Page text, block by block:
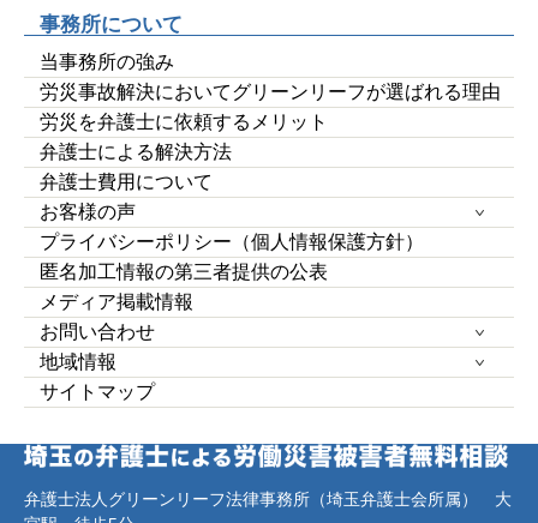
事務所について
当事務所の強み
労災事故解決においてグリーンリーフが選ばれる理由
労災を弁護士に依頼するメリット
弁護士による解決方法
弁護士費用について
お客様の声
プライバシーポリシー（個人情報保護方針）
匿名加工情報の第三者提供の公表
メディア掲載情報
お問い合わせ
地域情報
サイトマップ
弁護士法人グリーンリーフ法律事務所（埼玉弁護士会所属） 大